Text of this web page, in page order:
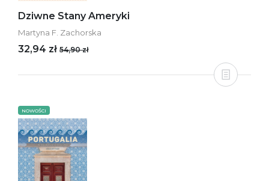
Dziwne Stany Ameryki
Martyna F. Zachorska
32,94 zł 54,90 zł
NOWOŚCI